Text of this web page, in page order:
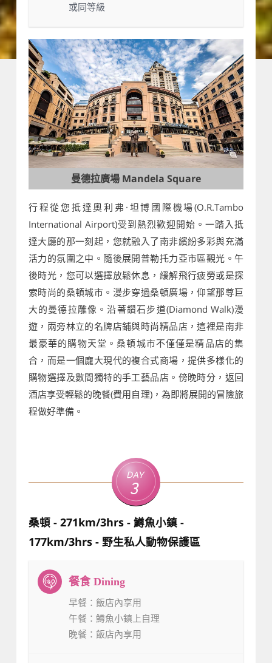
或同等級
曼德拉廣場 Mandela Square
行程從您抵達奧利弗·坦博國際機場(O.R.Tambo
International Airport)受到熱烈歡迎開始。一踏入抵
達大廳的那一刻起，您就融入了南非繽紛多彩與充滿
活力的氛圍之中。隨後展開普勒托力亞市區觀光。午
後時光，您可以選擇放鬆休息，緩解飛行疲勞或是探
索時尚的桑頓城市。漫步穿過桑頓廣場，仰望那尊巨
大的曼德拉雕像。沿著鑽石步道(Diamond Walk)漫
遊，兩旁林立的名牌店鋪與時尚精品店，這裡是南非
最豪華的購物天堂。桑頓城市不僅僅是精品店的集
合，而是一個龐大現代的複合式商場，提供多樣化的
購物選擇及數間獨特的手工藝品店。傍晚時分，返回
酒店享受輕鬆的晚餐(費用自理)，為即將展開的冒險旅
程做好準備。
Day
3
桑頓 - 271km/3hrs - 鱒魚小鎮 -
177km/3hrs - 野生私人動物保護區
早餐 ：飯店內享用
午餐 ：鱒魚小鎮上自理
晚餐 ：飯店內享用